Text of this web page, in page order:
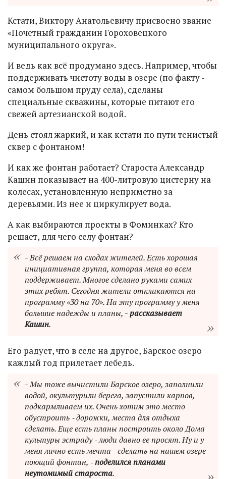
Кстати, Виктору Анатольевичу присвоено звание
«Почетный гражданин Гороховецкого
муниципального округа».
И ведь как всё продумано здесь. Например, чтобы
поддерживать чистоту воды в озере (по факту -
самом большом пруду села), сделаны
специальные скважины, которые питают его
свежей артезианской водой.
День стоял жаркий, и как кстати по пути тенистый
сквер с фонтаном!
И как же фонтан работает? Староста Александр
Кашин показывает на 400-литровую цистерну на
колесах, установленную неприметно за
деревьями. Из нее и циркулирует вода.
А как выбираются проекты в Фоминках? Кто
решает, для чего селу фонтан?
- Всё решаем на сходах жителей. Есть хорошая
инициативная группа, которая меня во всем
поддерживает. Многое сделано руками самих
этих ребят. Сегодня жители откликаются на
программу «30 на 70». На эту программу у меня
большие надежды и планы, -рассказывает
Кашин.
Его радует, что в селе на другое, Барское озеро
каждый год прилетает лебедь.
- Мы тоже вычистили Барское озеро, заполнили
водой, окультурили берега, запустили карпов,
подкармливаем их. Очень хотим это место
обустроить ‑ дорожки, места для отдыха
сделать. Еще есть планы построить около Дома
культуры эстраду ‑ люди давно ее просят. Ну и у
меня лично есть мечта ‑ сделать на нашем озере
поющий фонтан, ‑поделился планами
неутомимый староста.